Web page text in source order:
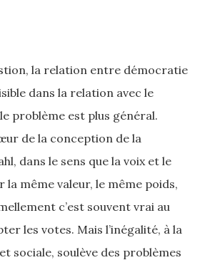
la relation entre démocratie
dans la relation avec le
problème est plus général.
de la conception de la
dans le sens que la voix et le
même valeur, le même poids,
c’est souvent vrai au
les votes. Mais l’inégalité, à la
sociale, soulève des problèmes